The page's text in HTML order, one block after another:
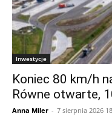
Inwestycje
Koniec 80 km/h
Równe otwarte,
Anna Miler - 7 sierpnia 2026